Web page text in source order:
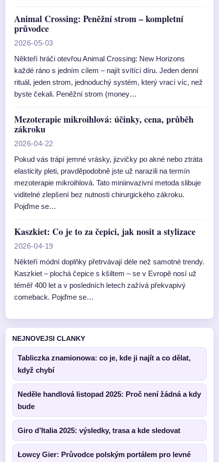
Animal Crossing: Peněžní strom – kompletní
průvodce
2026-05-03
Někteří hráči otevřou Animal Crossing: New Horizons
každé ráno s jedním cílem – najít svítící díru. Jeden denní
rituál, jeden strom, jednoduchý systém, který vrací víc, než
byste čekali. Peněžní strom (money…
Mezoterapie mikroihlová: účinky, cena, průběh
zákroku
2026-04-22
Pokud vás trápí jemné vrásky, jizvičky po akné nebo ztráta
elasticity pleti, pravděpodobně jste už narazili na termín
mezoterapie mikroihlová. Tato miniinvazivní metoda slibuje
viditelné zlepšení bez nutnosti chirurgického zákroku.
Pojďme se…
Kaszkiet: Co je to za čepici, jak nosit a stylizace
2026-04-19
Někteří módní doplňky přetrvávají déle než samotné trendy.
Kaszkiet – plochá čepice s kšiltem – se v Evropě nosí už
téměř 400 let a v posledních letech zažívá překvapivý
comeback. Pojďme se…
NEJNOVEJSI CLANKY
Tabliczka znamionowa: co je, kde ji najít a co dělat,
když chybí
Neděle handlová listopad 2025: Proč není žádná a kdy
bude
Giro d’Italia 2025: výsledky, trasa a kde sledovat
Łowcy Gier: Průvodce polským portálem pro levné